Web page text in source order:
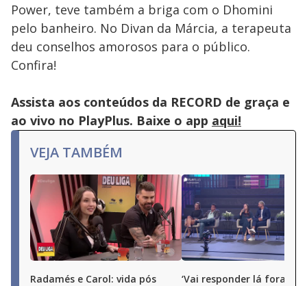
by
the
Escape
key
or
activating
button.
Power, teve também a briga com o Dhomini
pelo banheiro. No Divan da Márcia, a terapeuta
deu conselhos amorosos para o público.
Confira!
Assista aos conteúdos da RECORD de graça e
ao vivo no PlayPlus. Baixe o app aqui!
VEJA TAMBÉM
Radamés e Carol: vida pós
‘Vai responder lá fora por